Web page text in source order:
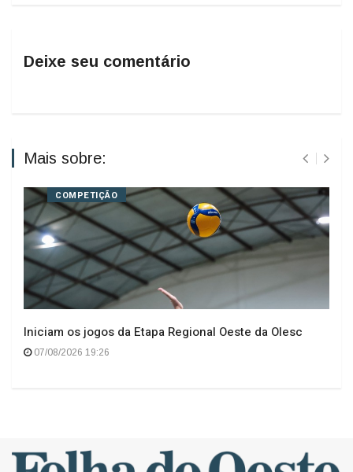
Deixe seu comentário
Mais sobre:
COMPETIÇÃO
Iniciam os jogos da Etapa Regional Oeste da Olesc
07/08/2026 19:26